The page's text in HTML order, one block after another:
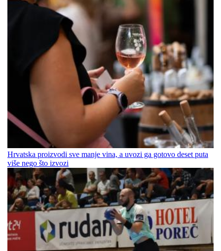
Hrvatska proizvodi sve manje vina, a uvozi ga gotovo deset puta
više nego što izvozi